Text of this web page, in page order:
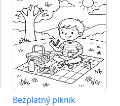
Bezplatný piknik